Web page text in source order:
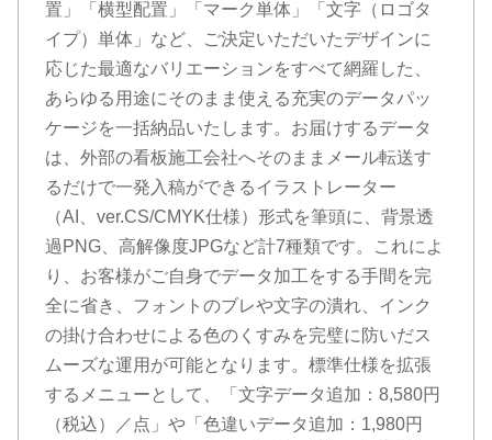
置」「横型配置」「マーク単体」「文字（ロゴタ
イプ）単体」など、ご決定いただいたデザインに
応じた最適なバリエーションをすべて網羅した、
あらゆる用途にそのまま使える充実のデータパッ
ケージを一括納品いたします。お届けするデータ
は、外部の看板施工会社へそのままメール転送す
るだけで一発入稿ができるイラストレーター
（AI、ver.CS/CMYK仕様）形式を筆頭に、背景透
過PNG、高解像度JPGなど計7種類です。これによ
り、お客様がご自身でデータ加工をする手間を完
全に省き、フォントのブレや文字の潰れ、インク
の掛け合わせによる色のくすみを完璧に防いだス
ムーズな運用が可能となります。標準仕様を拡張
するメニューとして、「文字データ追加：8,580円
（税込）／点」や「色違いデータ追加：1,980円